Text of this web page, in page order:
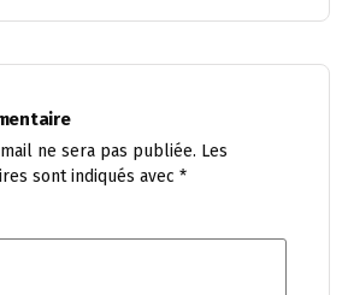
ne sera pas publiée. Les
sont indiqués avec *